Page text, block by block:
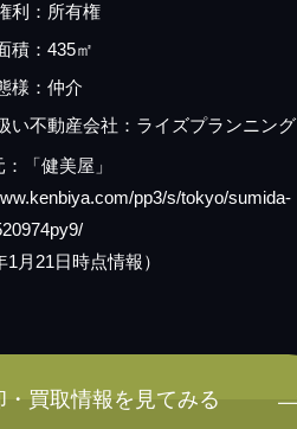
利：所有権
積：435㎡
様：仲介
い不動産会社：ライズプランニング
「健美屋」
pp3/s/tokyo/sumida-
1月21日時点情報）
買取情報を見てみる